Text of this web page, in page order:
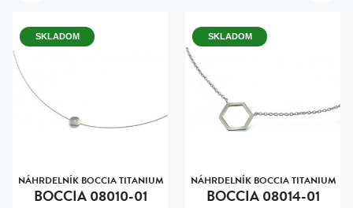
SKLADOM
NÁHRDELNÍK BOCCIA TITANIUM
BOCCIA 08010-01
SKLADOM
NÁHRDELNÍK BOCCIA TITANIUM
BOCCIA 08014-01